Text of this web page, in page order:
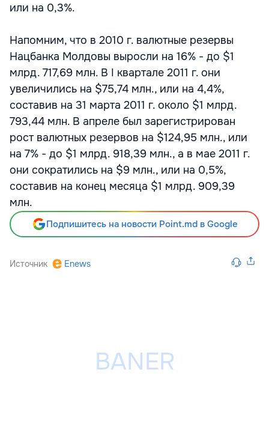
или на 0,3%.
Напомним, что в 2010 г. валютные резервы
Нацбанка Молдовы выросли на 16% - до $1
млрд. 717,69 млн. В I квартале 2011 г. они
увеличились на $75,74 млн., или на 4,4%,
составив на 31 марта 2011 г. около $1 млрд.
793,44 млн. В апреле был зарегистрирован
рост валютных резервов на $124,95 млн., или
на 7% - до $1 млрд. 918,39 млн., а в мае 2011 г.
они сократились на $9 млн., или на 0,5%,
составив на конец месяца $1 млрд. 909,39
млн.
Подпишитесь на новости Point.md в Google
Источник Enews